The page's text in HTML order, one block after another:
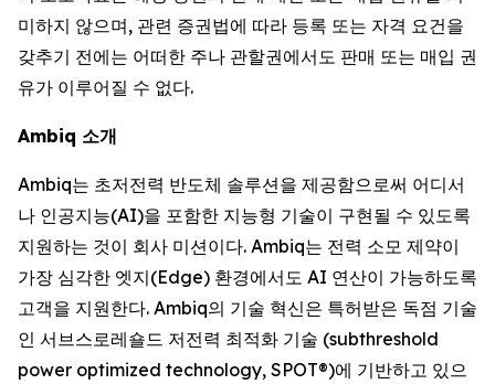
미하지 않으며, 관련 증권법에 따라 등록 또는 자격 요건을
갖추기 전에는 어떠한 주나 관할권에서도 판매 또는 매입 권
유가 이루어질 수 없다.
Ambiq 소개
Ambiq는 초저전력 반도체 솔루션을 제공함으로써 어디서
나 인공지능(AI)을 포함한 지능형 기술이 구현될 수 있도록
지원하는 것이 회사 미션이다. Ambiq는 전력 소모 제약이
가장 심각한 엣지(Edge) 환경에서도 AI 연산이 가능하도록
고객을 지원한다. Ambiq의 기술 혁신은 특허받은 독점 기술
인 서브스로레숄드 저전력 최적화 기술 (subthreshold
power optimized technology, SPOT®)에 기반하고 있으